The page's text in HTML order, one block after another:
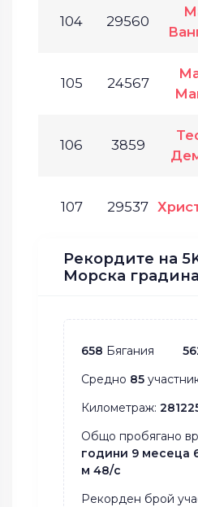
104 29560
105 24567
106 3859
107 29537
Рекордите на
Морска
658 Бягания
Средно 85
Километраж:
Общо пробягано
години 9 месеца
м 48/с
Рекорден брой